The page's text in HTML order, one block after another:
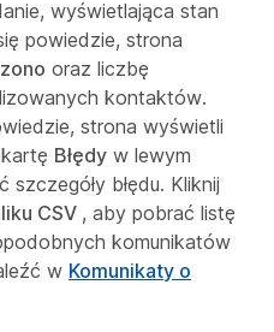
wyświetlająca stan
powiedzie, strona
oraz liczbę
kontaktów.
strona wyświetli
Błędy w lewym
błędu. Kliknij
CSV , aby pobrać listę
komunikatów
w Komunikaty o